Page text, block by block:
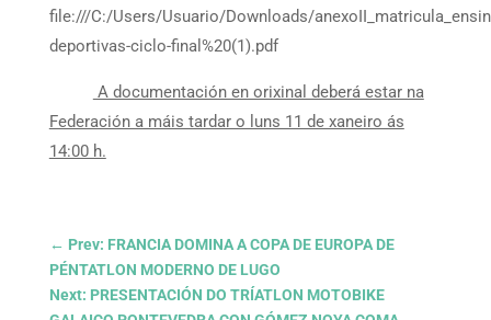
file:///C:/Users/Usuario/Downloads/
deportivas-ciclo-final%20(1).pdf
A documentación en orixinal deberá estar na
Federación a máis tardar o luns 11 de xaneiro ás
14:00 h.
← Prev: FRANCIA DOMINA A COPA DE EUROPA DE
PÉNTATLON MODERNO DE LUGO
Next: PRESENTACIÓN DO TRÍATLON MOTOBIKE